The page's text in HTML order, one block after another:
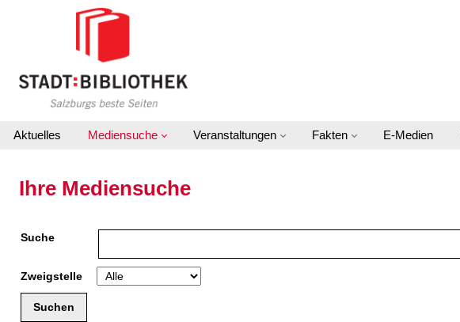
Zur Detailanzeige springen
Aktuelles Mediensuche Veranstaltungen Fakten E-Medien
Ihre Mediensuche
Suche
Zweigstelle